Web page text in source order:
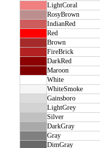
LightCoral
RosyBrown
IndianRed
Red
Brown
FireBrick
DarkRed
Maroon
White
WhiteSmoke
Gainsboro
LightGrey
Silver
DarkGray
Gray
DimGray